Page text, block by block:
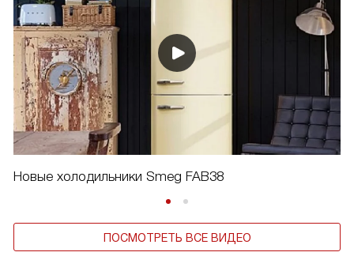
Новые холодильники Smeg FAB38
ПОСМОТРЕТЬ ВСЕ ВИДЕО